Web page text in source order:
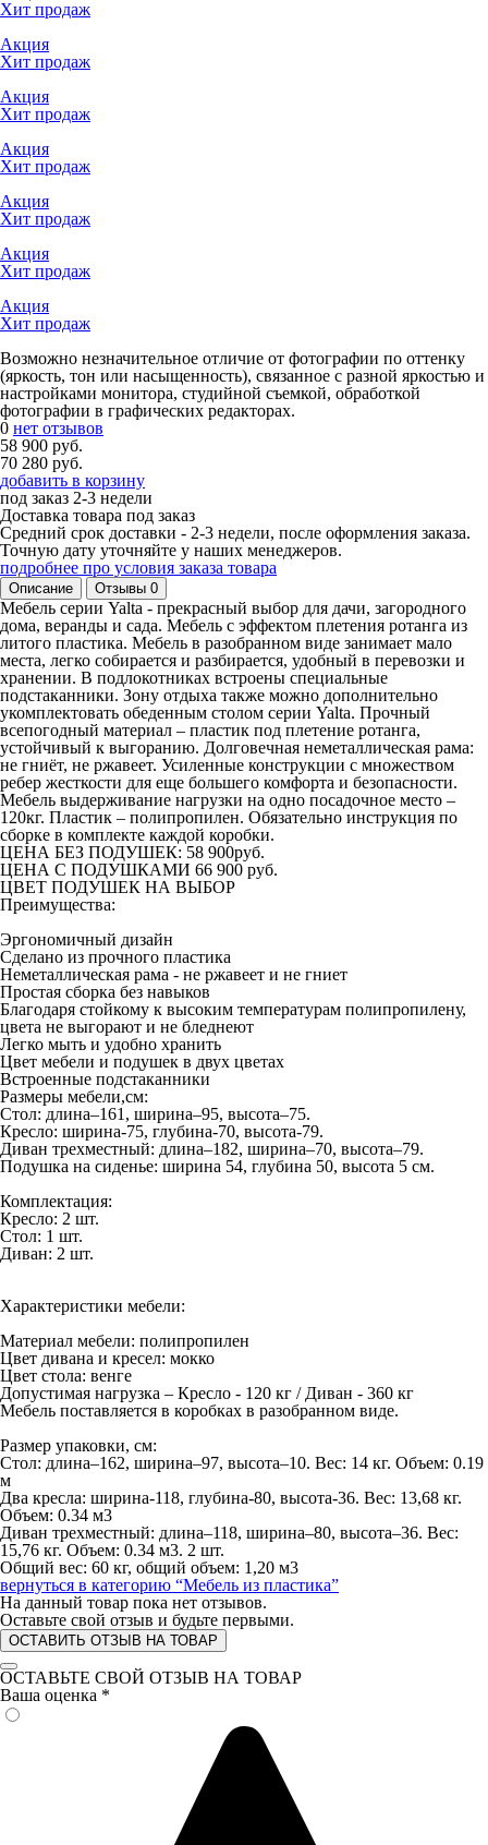
Хит продаж
Акция
Хит продаж
Акция
Хит продаж
Акция
Хит продаж
Акция
Хит продаж
Акция
Хит продаж
Акция
Хит продаж
Возможно незначительное отличие от фотографии по оттенку
(яркость, тон или насыщенность), связанное с разной яркостью и
настройками монитора, студийной съемкой, обработкой
фотографии в графических редакторах.
0 нет отзывов
58 900 руб.
70 280 руб.
добавить в корзину
под заказ 2-3 недели
Доставка товара под заказ
Средний срок доставки - 2-3 недели, после оформления заказа.
Точную дату уточняйте у наших менеджеров.
подробнее про условия заказа товара
Описание Отзывы 0
Мебель серии Yalta - прекрасный выбор для дачи, загородного
дома, веранды и сада. Мебель с эффектом плетения ротанга из
литого пластика. Мебель в разобранном виде занимает мало
места, легко собирается и разбирается, удобный в перевозки и
хранении. В подлокотниках встроены специальные
подстаканники. Зону отдыха также можно дополнительно
укомплектовать обеденным столом серии Yalta. Прочный
всепогодный материал – пластик под плетение ротанга,
устойчивый к выгоранию. Долговечная неметаллическая рама:
не гниёт, не ржавеет. Усиленные конструкции с множеством
ребер жесткости для еще большего комфорта и безопасности.
Мебель выдерживание нагрузки на одно посадочное место –
120кг. Пластик – полипропилен. Обязательно инструкция по
сборке в комплекте каждой коробки.
ЦЕНА БЕЗ ПОДУШЕК: 58 900руб.
ЦЕНА С ПОДУШКАМИ 66 900 руб.
ЦВЕТ ПОДУШЕК НА ВЫБОР
Преимущества:
Эргономичный дизайн
Сделано из прочного пластика
Неметаллическая рама - не ржавеет и не гниет
Простая сборка без навыков
Благодаря стойкому к высоким температурам полипропилену,
цвета не выгорают и не бледнеют
Легко мыть и удобно хранить
Цвет мебели и подушек в двух цветах
Встроенные подстаканники
Размеры мебели,см:
Стол: длина–161, ширина–95, высота–75.
Кресло: ширина-75, глубина-70, высота-79.
Диван трехместный: длина–182, ширина–70, высота–79.
Подушка на сиденье: ширина 54, глубина 50, высота 5 см.
Комплектация:
Кресло: 2 шт.
Стол: 1 шт.
Диван: 2 шт.
Характеристики мебели:
Материал мебели: полипропилен
Цвет дивана и кресел: мокко
Цвет стола: венге
Допустимая нагрузка – Кресло - 120 кг / Диван - 360 кг
Мебель поставляется в коробках в разобранном виде.
Размер упаковки, см:
Стол: длина–162, ширина–97, высота–10. Вес: 14 кг. Объем: 0.19
м
Два кресла: ширина-118, глубина-80, высота-36. Вес: 13,68 кг.
Объем: 0.34 м3
Диван трехместный: длина–118, ширина–80, высота–36. Вес:
15,76 кг. Объем: 0.34 м3. 2 шт.
Общий вес: 60 кг, общий объем: 1,20 м3
вернуться в категорию “Мебель из пластика”
На данный товар пока нет отзывов.
Оставьте свой отзыв и будьте первыми.
ОСТАВИТЬ ОТЗЫВ НА ТОВАР
ОСТАВЬТЕ СВОЙ ОТЗЫВ НА ТОВАР
Ваша оценка *